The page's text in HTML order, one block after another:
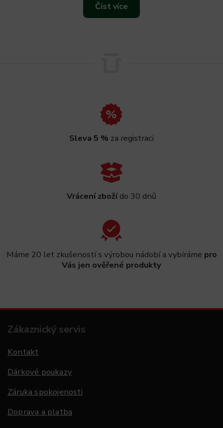
Číst více
Sleva 5 % za registraci
Vrácení zbožído 30 dnů
Máme 20 let zkušeností s výrobou nádobí a vybíráme pro
Vás jen ověřené produkty
Zákaznický servis
Kontakt
Dárkové poukazy
Záruka spokojenosti
Doprava a platba